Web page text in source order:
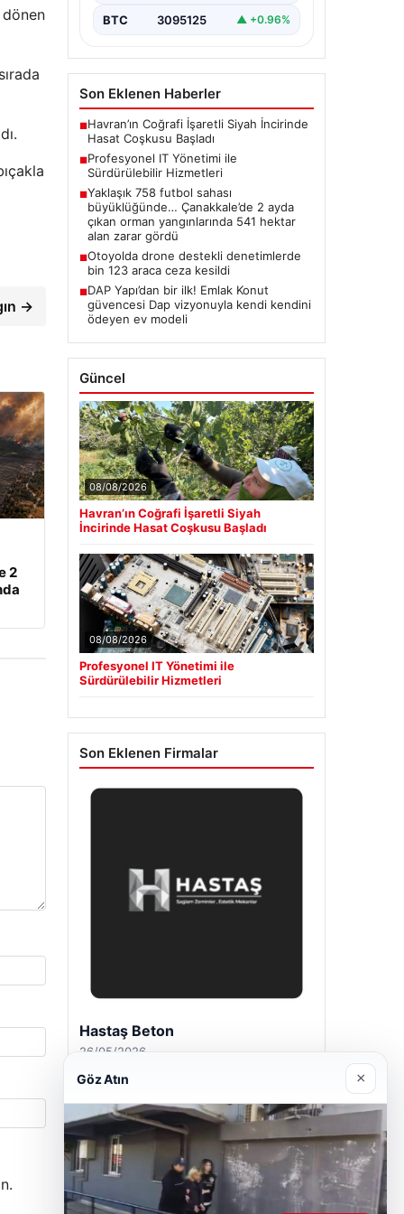
→
2
BTC 3095125 ▲ +0.96%
Son Eklenen Haberler
■Havran’ın Coğrafi İşaretli Siyah İncirinde
Hasat Coşkusu Başladı
■Profesyonel IT Yönetimi ile
Sürdürülebilir Hizmetleri
■Yaklaşık 758 futbol sahası
büyüklüğünde… Çanakkale’de 2 ayda
çıkan orman yangınlarında 541 hektar
alan zarar gördü
■Otoyolda drone destekli denetimlerde
bin 123 araca ceza kesildi
■DAP Yapı’dan bir ilk! Emlak Konut
güvencesi Dap vizyonuyla kendi kendini
ödeyen ev modeli
Güncel
08/08/2026
Havran’ın Coğrafi İşaretli Siyah
İncirinde Hasat Coşkusu Başladı
08/08/2026
Profesyonel IT Yönetimi ile
Sürdürülebilir Hizmetleri
Son Eklenen Firmalar
Enes Kaplan Avukatlık Bürosu
28/04/2026
Göz Atın ×